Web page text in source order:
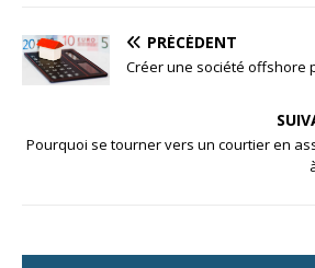
PRÉCÉDENT
Créer une société offshore
Pourquoi se tourner vers un courtier en